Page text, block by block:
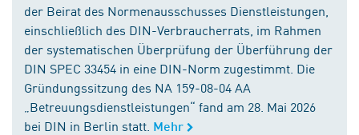
der Beirat des Normenausschusses Dienstleistungen,
einschließlich des DIN-Verbraucherrats, im Rahmen
der systematischen Überprüfung der Überführung der
DIN SPEC 33454 in eine DIN-Norm zugestimmt. Die
Gründungssitzung des NA 159-08-04 AA
„Betreuungsdienstleistungen“ fand am 28. Mai 2026
bei DIN in Berlin statt. Mehr